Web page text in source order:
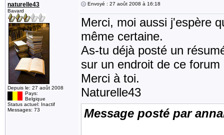
naturelle43
Bavard
Depuis le: 27 août 2008
Pays:
Belgique
Status actuel: Inactif
Messages: 73
Envoyé : 27 août 2008 à 16:18
Merci, moi aussi j'espère
même certaine.
As-tu déjà posté un
sur un endroit de ce
Merci à toi.
Naturelle43
Message posté par